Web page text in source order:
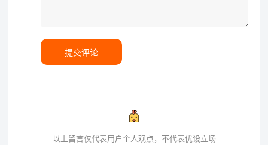
提交评论
以上留言仅代表用户个人观点，不代表优设立场